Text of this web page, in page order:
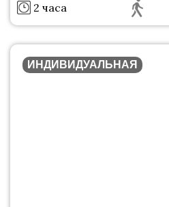
2 часа
ИНДИВИДУАЛЬНАЯ